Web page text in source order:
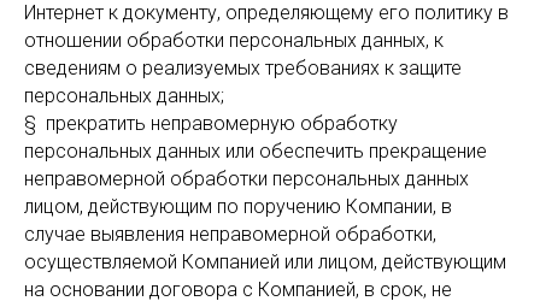
Интернет к документу, определяющему его политику в
отношении обработки персональных данных, к
сведениям о реализуемых требованиях к защите
персональных данных;
§ прекратить неправомерную обработку
персональных данных или обеспечить прекращение
неправомерной обработки персональных данных
лицом, действующим по поручению Компании, в
случае выявления неправомерной обработки,
осуществляемой Компанией или лицом, действующим
на основании договора с Компанией, в срок, не